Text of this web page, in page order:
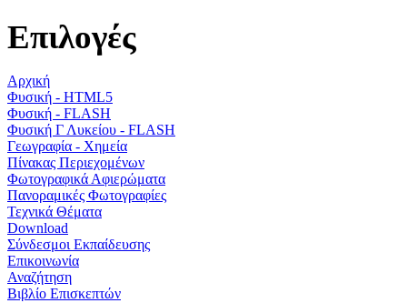
Επιλογές
Αρχική
Φυσική - HTML5
Φυσική - FLASH
Φυσική Γ Λυκείου - FLASH
Γεωγραφία - Χημεία
Πίνακας Περιεχομένων
Φωτογραφικά Αφιερώματα
Πανοραμικές Φωτογραφίες
Τεχνικά Θέματα
Download
Σύνδεσμοι Εκπαίδευσης
Επικοινωνία
Αναζήτηση
Βιβλίο Επισκεπτών